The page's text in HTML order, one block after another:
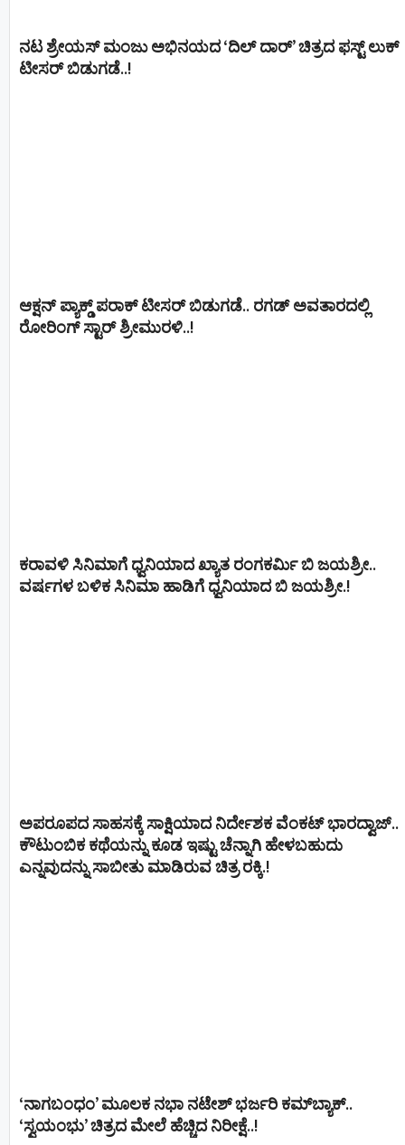
ನಟ ಶ್ರೇಯಸ್ ಮಂಜು ಅಭಿನಯದ ‘ದಿಲ್ ದಾರ್’ ಚಿತ್ರದ ಫಸ್ಟ್ ಲುಕ್
ಟೀಸರ್ ಬಿಡುಗಡೆ..!
ಆಕ್ಷನ್ ಪ್ಯಾಕ್ಡ್ ಪರಾಕ್ ಟೀಸರ್ ಬಿಡುಗಡೆ.. ರಗಡ್ ಅವತಾರದಲ್ಲಿ
ರೋರಿಂಗ್ ಸ್ಟಾರ್ ಶ್ರೀಮುರಳಿ..!
ಕರಾವಳಿ ಸಿನಿಮಾಗೆ ಧ್ವನಿಯಾದ ಖ್ಯಾತ ರಂಗಕರ್ಮಿ ಬಿ ಜಯಶ್ರೀ..
ವರ್ಷಗಳ ಬಳಿಕ ಸಿನಿಮಾ ಹಾಡಿಗೆ ಧ್ವನಿಯಾದ ಬಿ ಜಯಶ್ರೀ.!
ಅಪರೂಪದ ಸಾಹಸಕ್ಕೆ ಸಾಕ್ಷಿಯಾದ ನಿರ್ದೇಶಕ ವೆಂಕಟ್ ಭಾರದ್ವಾಜ್..
ಕೌಟುಂಬಿಕ ಕಥೆಯನ್ನು ಕೂಡ ಇಷ್ಟು ಚೆನ್ನಾಗಿ ಹೇಳಬಹುದು
ಎನ್ನವುದನ್ನು ಸಾಬೀತು ಮಾಡಿರುವ ಚಿತ್ರ ರಕ್ಕಿ.!
‘ನಾಗಬಂಧಂ’ ಮೂಲಕ ನಭಾ ನಟೇಶ್ ಭರ್ಜರಿ ಕಮ್‌ಬ್ಯಾಕ್..
‘ಸ್ವಯಂಭು’ ಚಿತ್ರದ ಮೇಲೆ ಹೆಚ್ಚಿದ ನಿರೀಕ್ಷೆ..!